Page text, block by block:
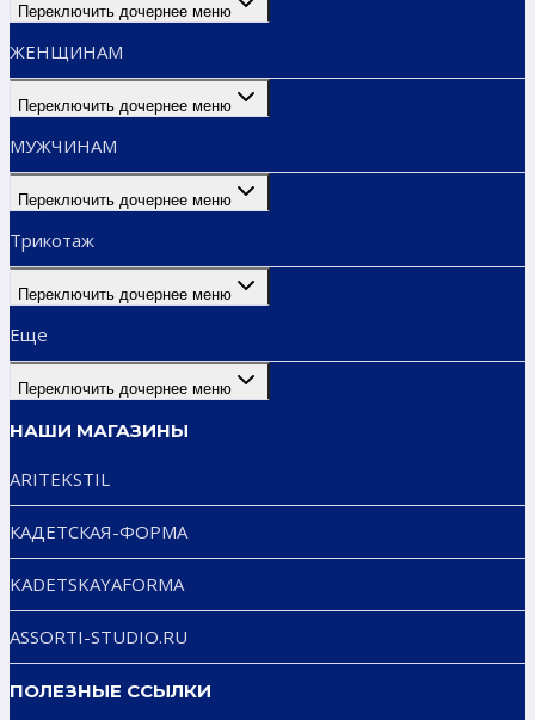
Переключить дочернее меню
ЖЕНЩИНАМ
Переключить дочернее меню
МУЖЧИНАМ
Переключить дочернее меню
Трикотаж
Переключить дочернее меню
Еще
Переключить дочернее меню
НАШИ МАГАЗИНЫ
ARITEKSTIL
КАДЕТСКАЯ-ФОРМА
KADETSKAYAFORMA
ASSORTI-STUDIO.RU
ПОЛЕЗНЫЕ ССЫЛКИ